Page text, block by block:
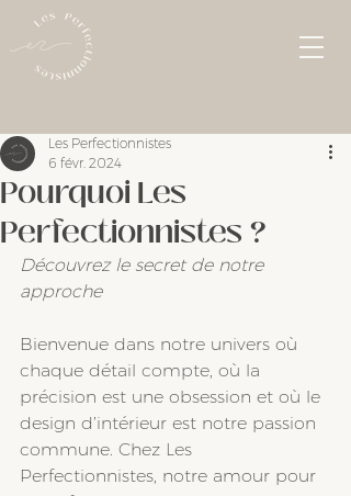
Pourquoi Les
Perfectionnistes ?
Les Perfectionnistes
6 févr. 2024
Découvrez le secret de notre
approche
Bienvenue dans notre univers où
chaque détail compte, où la
précision est une obsession et où le
design d’intérieur est notre passion
commune. Chez Les
Perfectionnistes, notre amour pour